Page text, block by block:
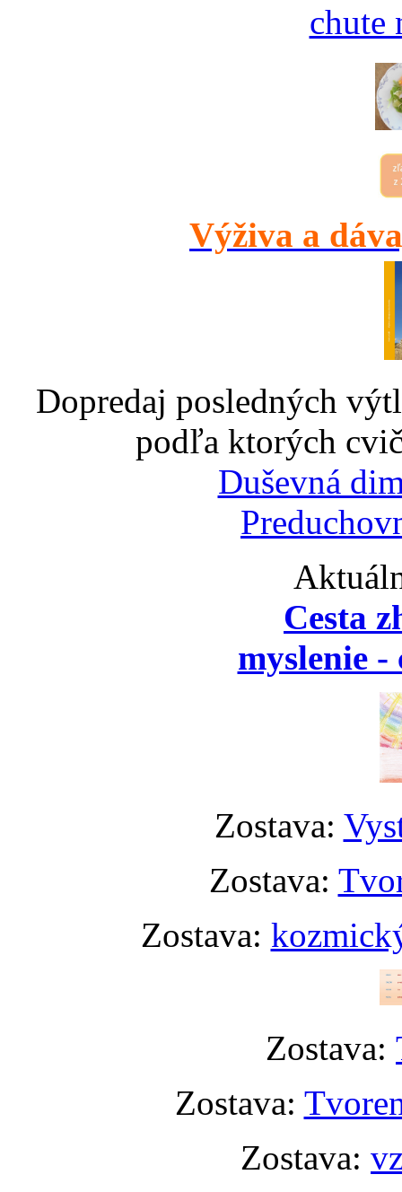
chute
Výživa a
Dopredaj posledných
podľa ktorých
Duševná
Cesta
myslenie
Zostava:
Zostava:
Zostava:
Zostava:
Zostava:
Zostava: